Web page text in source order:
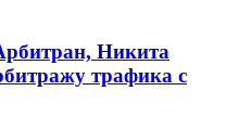
Никита
трафика с